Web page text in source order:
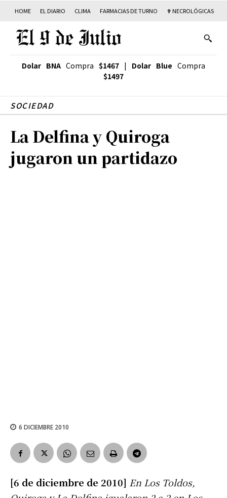
HOME EL DIARIO CLIMA FARMACIAS DE TURNO ✟ NECROLÓGICAS
Dolar BNA Compra $1467 | Dolar Blue Compra
$1497
SOCIEDAD
La Delfina y Quiroga
jugaron un partidazo
6 DICIEMBRE 2010
[6 de diciembre de 2010] En Los Toldos,